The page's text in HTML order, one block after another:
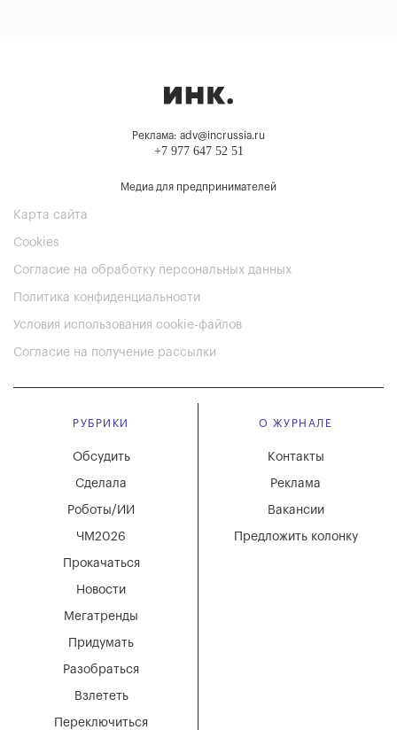
Реклама: adv@incrussia.ru
+7 977 647 52 51
Медиа для предпринимателей
Карта сайта
Cookies
Согласие на обработку персональных данных
Политика конфиденциальности
Условия использования cookie-файлов
Согласие на получение рассылки
РУБРИКИ
Мегатренды
Придумать
Разобраться
Взлететь
Новости
Переключиться
Обсудить
Сделала
Роботы/ИИ
ЧМ2026
Прокачаться
О ЖУРНАЛЕ
Вакансии
Реклама
Контакты
Предложить колонку